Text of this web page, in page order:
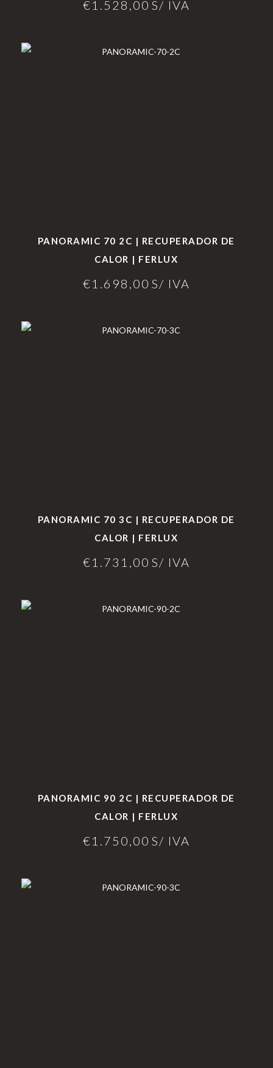
€1.528,00 S/ IVA
PANORAMIC 70 2C | RECUPERADOR DE
CALOR | FERLUX
€1.698,00 S/ IVA
PANORAMIC 70 3C | RECUPERADOR DE
CALOR | FERLUX
€1.731,00 S/ IVA
PANORAMIC 90 2C | RECUPERADOR DE
CALOR | FERLUX
€1.750,00 S/ IVA